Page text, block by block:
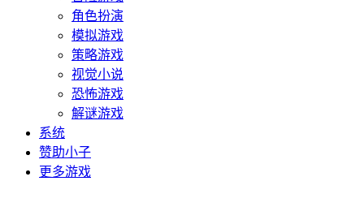
角色扮演
模拟游戏
策略游戏
视觉小说
恐怖游戏
解谜游戏
系统
赞助小子
更多游戏